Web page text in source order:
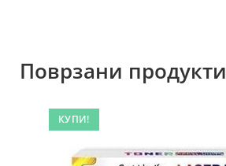
Поврзани продукти
КУПИ!